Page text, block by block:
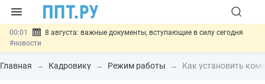
00:01
8 августа: важные документы, вступающие в силу сегодня
#новости
07.08 Подписан закон о блокировке продажи опасных товаров через
«Честный знак»#новости
Главная Кадровику Режим работы Как установить